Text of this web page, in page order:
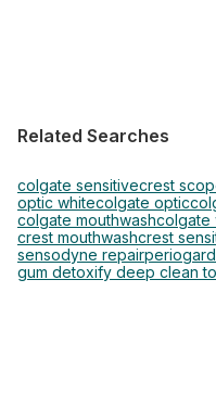
Related Searches
colgate sensitivecrest
optic whitecolgate optic
colgate mouthwashcolgate
crest mouthwashcrest
sensodyne repairperiogard
gum detoxify deep clean